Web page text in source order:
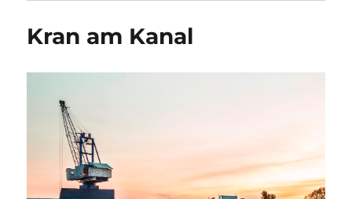
Kran am Kanal